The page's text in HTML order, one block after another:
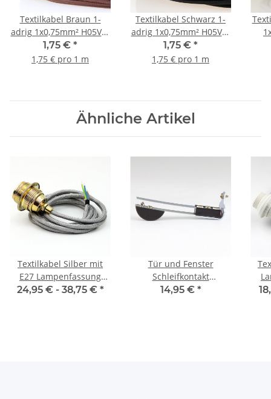
Textilkabel Braun 1-
adrig 1x0,75mm² H05V-K
Einzeladerleitung
1,75 € *
1,75 € pro 1 m
Textilkabel Schwarz 1-
adrig 1x0,75mm² H05V-K
Einzeladerleitung
1,75 € *
1,75 € pro 1 m
Ähnliche Artikel
Textilkabel Silber mit
E27 Lampenfassung
Metall vermessingt und
24,95 € - 38,75 € *
Tür und Fenster
Schleifkontakt
Türkontaktschalter mit
14,95 € *